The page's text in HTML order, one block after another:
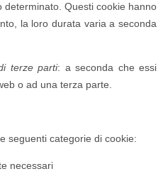
Questi cookie hanno
la loro durata varia a seconda
terze parti: a seconda che essi
o ad una terza parte.
seguenti categorie di cookie:
necessari